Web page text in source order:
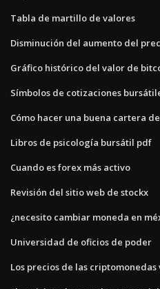
Tabla de martillo de valores
Disminución del aumento del
Gráfico histórico del valor de
Símbolos de cotizaciones
Cómo hacer una buena cartera
Libros de psicología bursátil pdf
Cuando es forex más activo
Revisión del sitio web de stockx
¿necesito cambiar moneda en
Universidad de oficios de poder
Los precios de las